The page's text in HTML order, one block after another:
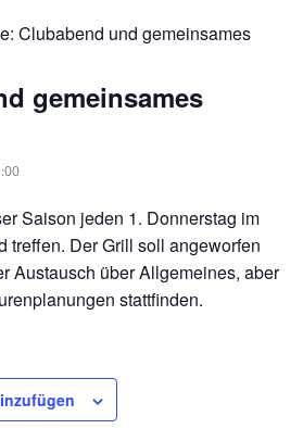
Clubabend und gemeinsames
gemeinsames
Saison jeden 1. Donnerstag im
treffen. Der Grill soll angeworfen
Austausch über Allgemeines, aber
stattfinden.